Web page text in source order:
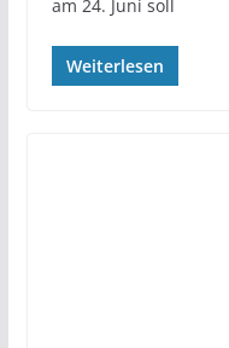
am 24. Juni soll
Weiterlesen